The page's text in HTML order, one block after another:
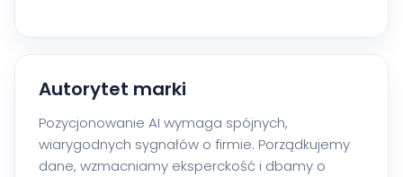
Autorytet marki
Pozycjonowanie AI wymaga spójnych,
wiarygodnych sygnałów o firmie. Porządkujemy
dane, wzmacniamy eksperckość i dbamy o